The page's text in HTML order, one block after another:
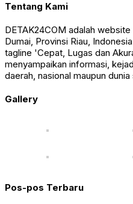
Tentang Kami
DETAK24COM adalah
Dumai, Provinsi Riau,
tagline 'Cepat, Lugas dan
menyampaikan informasi,
daerah, nasional maupun
Gallery
Pos-pos Terbaru